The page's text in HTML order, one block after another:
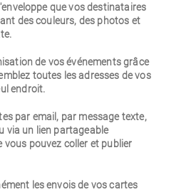
que vos destinataires
des couleurs, des photos et
de vos événements grâce
toutes les adresses de vos
endroit.
par email, par message texte,
via un lien partageable
vous pouvez coller et publier
les envois de vos cartes